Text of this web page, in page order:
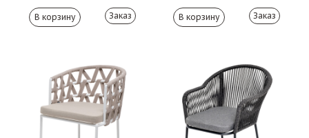
Заказ Заказ